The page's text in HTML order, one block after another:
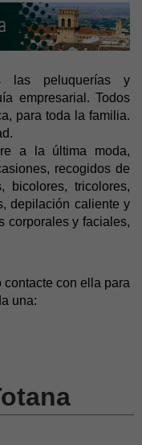
las peluquerías y
empresarial. Todos
para toda la familia.
a la última moda,
recogidos de
bicolores, tricolores,
depilación caliente y
corporales y faciales,
con ella para
una: